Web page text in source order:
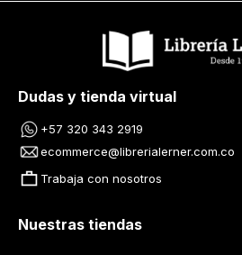
Dudas y tienda virtual
+57 320 343 2919
ecommerce@librerialerner.com.co
Trabaja con nosotros
Nuestras tiendas